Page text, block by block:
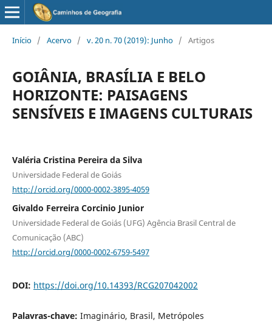
Início / Acervo / v. 20 n. 70 (2019): Junho / Artigos
GOIÂNIA, BRASÍLIA E BELO
HORIZONTE: PAISAGENS
SENSÍVEIS E IMAGENS CULTURAIS
Valéria Cristina Pereira da Silva
Universidade Federal de Goiás
http://orcid.org/0000-0002-3895-4059
Givaldo Ferreira Corcinio Junior
Universidade Federal de Goiás (UFG) Agência Brasil Central de
Comunicação (ABC)
http://orcid.org/0000-0002-6759-5497
DOI: https://doi.org/10.14393/RCG207042002
Palavras-chave: Imaginário, Brasil, Metrópoles